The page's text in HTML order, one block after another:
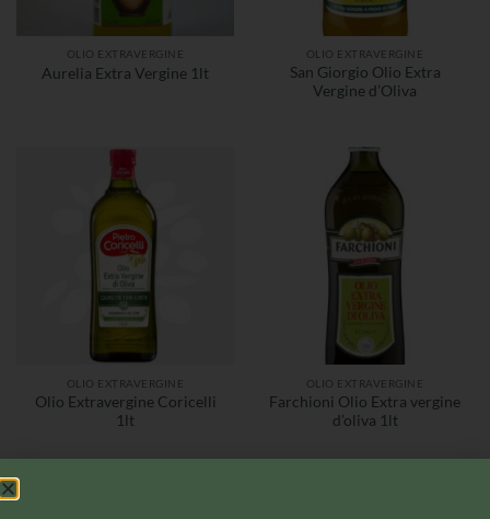
OLIO EXTRAVERGINE
Aurelia Extra Vergine 1lt
OLIO EXTRAVERGINE
San Giorgio Olio Extra
Vergine d’Oliva
OLIO EXTRAVERGINE
Olio Extravergine Coricelli
1lt
OLIO EXTRAVERGINE
Farchioni Olio Extra vergine
d’oliva 1lt